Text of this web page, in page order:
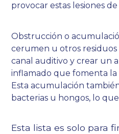
provocar estas lesiones
Obstrucción o
cerumen u otros
canal auditivo y crear un
inflamado que fomenta la
Esta acumulación
bacterias u hongos, lo
Esta lista es solo para